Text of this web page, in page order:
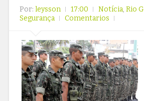
Por: leysson 17:00 Notícia, Rio
Segurança
Comentarios